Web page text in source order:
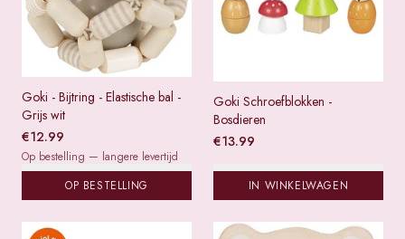
Goki - Bijtring - Elastische bal -
Grijs wit
€12.99
Op bestelling — langere levertijd
OP BESTELLING
Goki Schroefblokken -
Bosdieren
€13.99
IN WINKELWAGEN